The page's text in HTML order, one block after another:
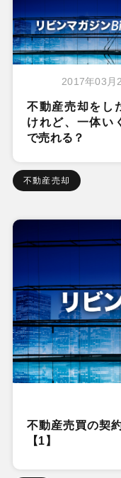
2017年03月
不動産売却をし
けれど、一体い
で売れる？
不動産売却
不動産売買の契
【1】